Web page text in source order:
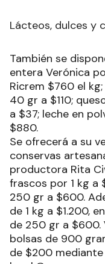
Lácteos, dulces y
También se
entera Verónica
Ricrem $760 el
40 gr a $110;
a $37; leche en
$880.
Se ofrecerá a su
conservas
productora Rita
frascos por 1 kg a
250 gr a $600.
de 1 kg a $1.200,
de 250 gr a $600.
bolsas de 900
de $200